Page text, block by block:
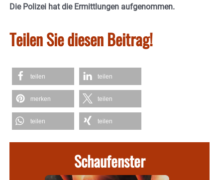
Die Polizei hat die Ermittlungen aufgenommen.
Teilen Sie diesen Beitrag!
teilen teilen
merken teilen
teilen teilen
Schaufenster